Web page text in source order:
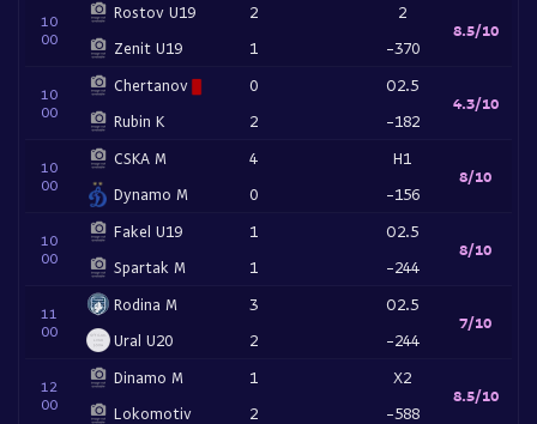
10
00
Rostov U19
Zenit U19
2
1
2
-370
8.5/10
10
00
Chertanov
Rubin K
0
2
O2.5
-182
4.3/10
10
00
CSKA M
Dynamo M
4
0
H1
-156
8/10
10
00
Fakel U19
Spartak M
1
1
O2.5
-244
8/10
11
00
Rodina M
Ural U20
3
2
O2.5
-244
7/10
12
00
Dinamo M
Lokomotiv
1
2
X2
-588
8.5/10